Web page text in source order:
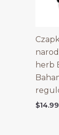
herb
$14.99